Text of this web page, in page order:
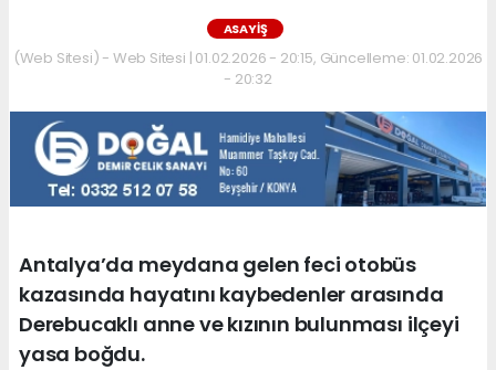
ASAYIŞ
(Web Sitesi) - Web Sitesi | 01.02.2026 - 20:15, Güncelleme: 01.02.2026
- 20:32
Antalya’da meydana gelen feci otobüs
kazasında hayatını kaybedenler arasında
Derebucaklı anne ve kızının bulunması ilçeyi
yasa boğdu.